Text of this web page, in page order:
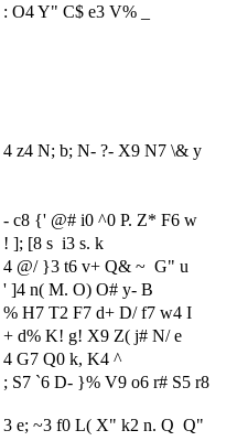
: O4 Y" C$ e3 V% _
4 z4 N; b; N- ?- X9 N7 \& y
- c8 {' @# i0 ^0 P. Z* F6 w
! ]; [8 s i3 s. k
4 @/ }3 t6 v+ Q& ~ G" u
' ]4 n( M. O) O# y- B
% H7 T2 F7 d+ D/ f7 w4 I
+ d% K! g! X9 Z( j# N/ e
4 G7 Q0 k, K4 ^
; S7 `6 D- }% V9 o6 r# S5 r8
3 e; ~3 f0 L( X" k2 n. Q Q"